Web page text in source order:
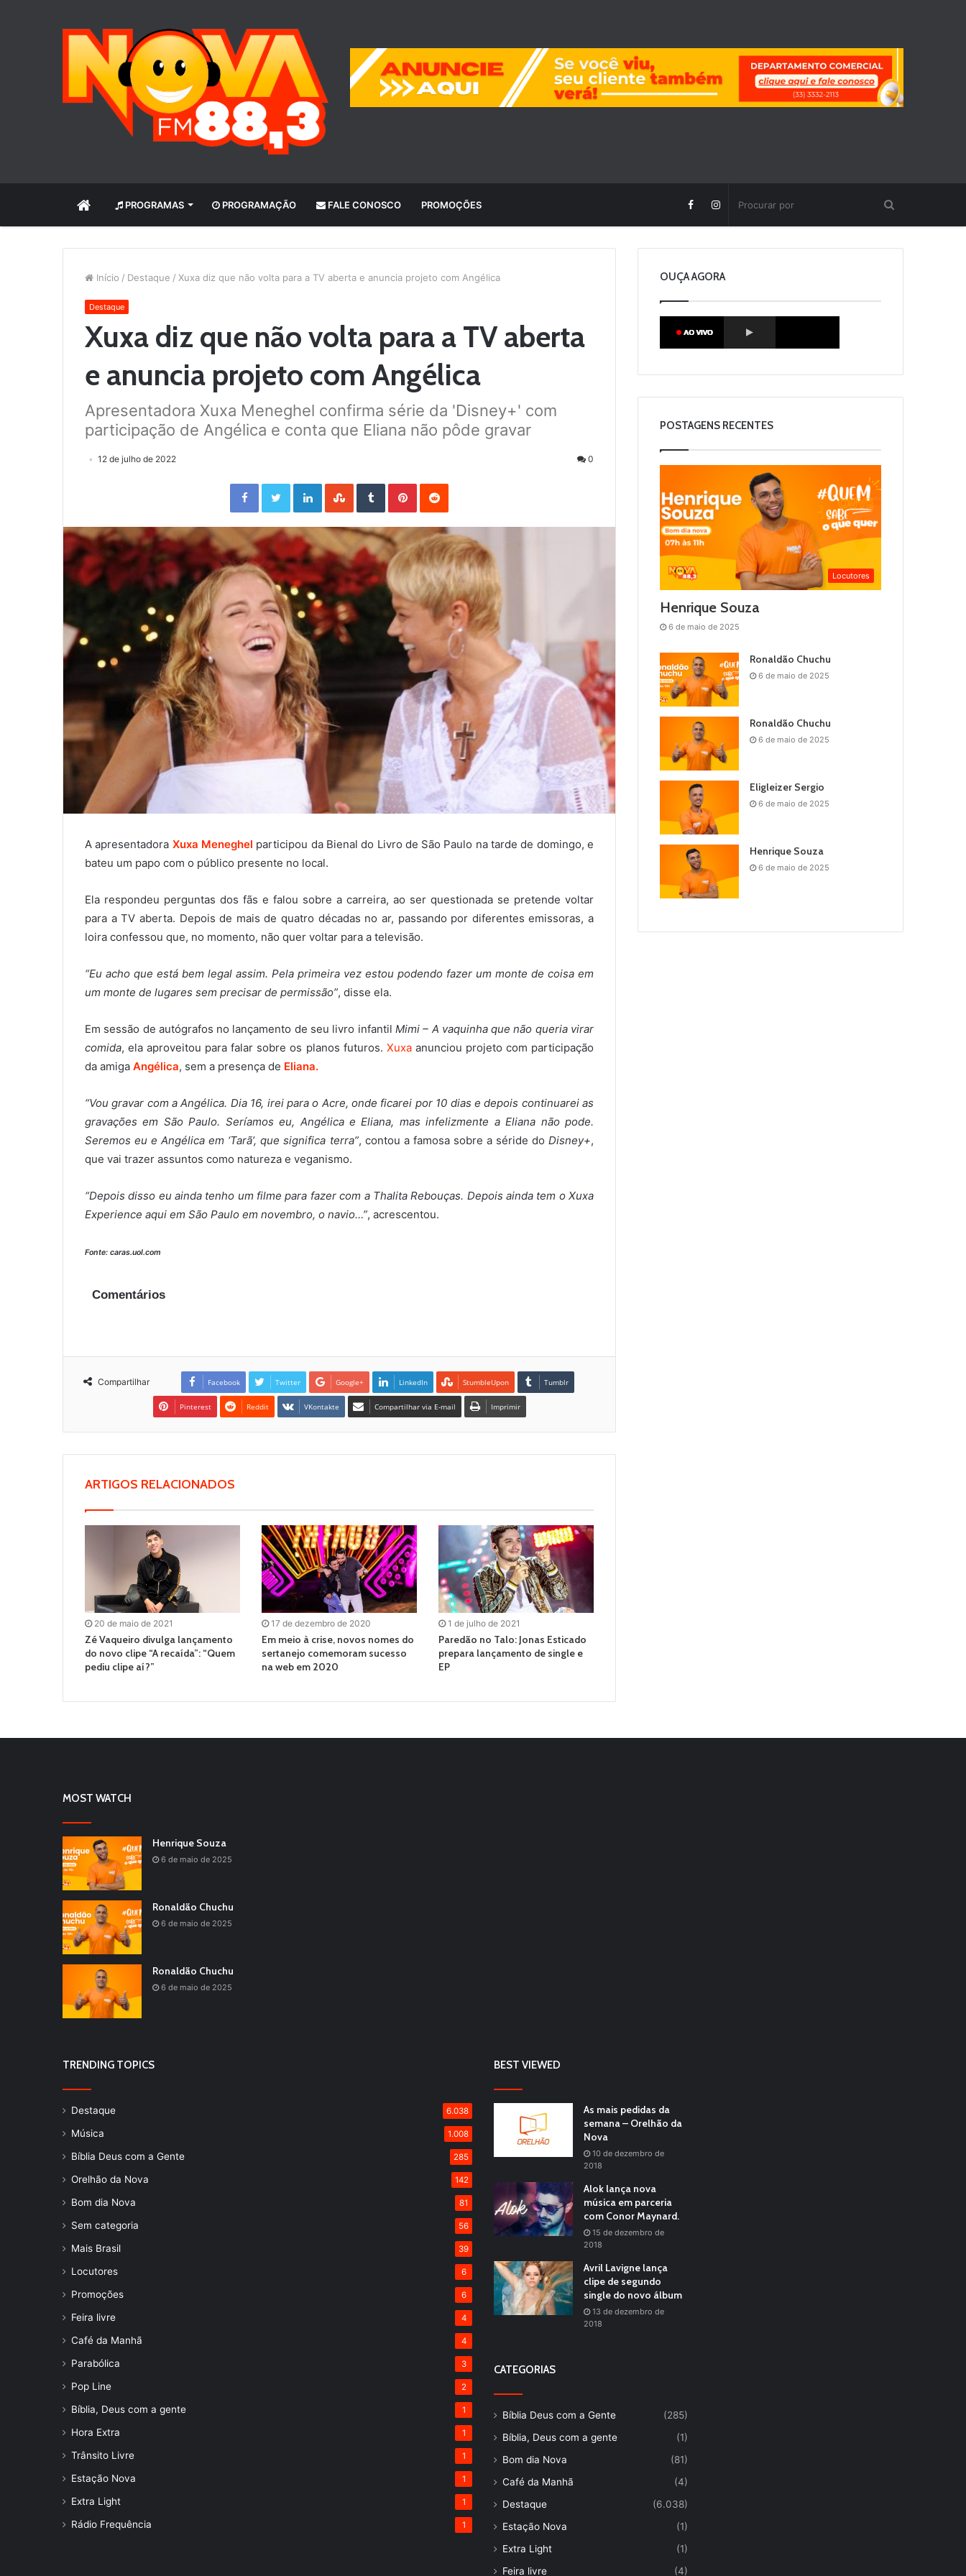
INÍCIO PROGRAMAS PROGRAMAÇÃO FALE CONOSCO PROMOÇÕES
Início / Destaque / Xuxa diz que não volta para a TV aberta e anuncia projeto com Angélica
Destaque
Xuxa diz que não volta para a TV aberta
e anuncia projeto com Angélica
Apresentadora Xuxa Meneghel confirma série da 'Disney+' com
participação de Angélica e conta que Eliana não pôde gravar
12 de julho de 2022 0
Facebook Twitter LinkedIn StumbleUpon Tumblr Pinterest
A apresentadora Xuxa Meneghel participou da Bienal do Livro de São Paulo na tarde de domingo, e
bateu um papo com o público presente no local.
Ela respondeu perguntas dos fãs e falou sobre a carreira, ao ser questionada se pretende voltar
para a TV aberta. Depois de mais de quatro décadas no ar, passando por diferentes emissoras, a
loira confessou que, no momento, não quer voltar para a televisão.
“Eu acho que está bem legal assim. Pela primeira vez estou podendo fazer um monte de coisa em
um monte de lugares sem precisar de permissão”, disse ela.
Em sessão de autógrafos no lançamento de seu livro infantil Mimi – A vaquinha que não queria virar
comida, ela aproveitou para falar sobre os planos futuros. Xuxaanunciou projeto com participação
da amiga Angélica, sem a presença de Eliana.
“Vou gravar com a Angélica. Dia 16, irei para o Acre, onde ficarei por 10 dias e depois continuarei as
gravações em São Paulo. Seríamos eu, Angélica e Eliana, mas infelizmente a Eliana não pode.
Seremos eu e Angélica em ‘Tarã’, que significa terra”, contou a famosa sobre a séride do Disney+,
que vai trazer assuntos como natureza e veganismo.
“Depois disso eu ainda tenho um filme para fazer com a Thalita Rebouças. Depois ainda tem o Xuxa
Experience aqui em São Paulo em novembro, o navio…”, acrescentou.
Fonte: caras.uol.com
Comentários
Compartilhar Facebook Twitter Google+ LinkedIn StumbleUpon Tumblr
Pinterest Reddit VKontakte Compartilhar via E-mail Imprimir
ARTIGOS RELACIONADOS
20 de maio de 2021
Zé Vaqueiro divulga lançamento
do novo clipe “A recaída”: “Quem
pediu clipe aí?”
17 de dezembro de 2020
Em meio à crise, novos nomes do
sertanejo comemoram sucesso
na web em 2020
1 de julho de 2021
Paredão no Talo: Jonas Esticado
prepara lançamento de single e
EP
OUÇA AGORA
POSTAGENS RECENTES
Locutores
Henrique Souza
6 de maio de 2025
Ronaldão Chuchu
6 de maio de 2025
Ronaldão Chuchu
6 de maio de 2025
Eligleizer Sergio
6 de maio de 2025
Henrique Souza
6 de maio de 2025
MOST WATCH
Henrique Souza
6 de maio de 2025
Ronaldão Chuchu
6 de maio de 2025
Ronaldão Chuchu
6 de maio de 2025
TRENDING TOPICS
Destaque 6.038
Música 1.008
Bíblia Deus com a Gente 285
Orelhão da Nova 142
Bom dia Nova 81
Sem categoria 56
Mais Brasil 39
Locutores 6
Promoções 6
Feira livre 4
Café da Manhã 4
Parabólica 3
Pop Line 2
Bíblia, Deus com a gente 1
Hora Extra 1
Trânsito Livre 1
Estação Nova 1
Extra Light 1
Rádio Frequência 1
BEST VIEWED
As mais pedidas da
semana – Orelhão da
Nova
10 de dezembro de
2018
Alok lança nova
música em parceria
com Conor Maynard.
15 de dezembro de
2018
Avril Lavigne lança
clipe de segundo
single do novo álbum
13 de dezembro de
2018
CATEGORIAS
Bíblia Deus com a Gente
(285)
Bíblia, Deus com a gente
(1)
Bom dia Nova
(81)
Café da Manhã
(4)
Destaque
(6.038)
Estação Nova
(1)
Extra Light
(1)
Feira livre
(4)